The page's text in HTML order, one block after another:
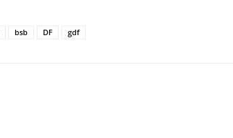
bsb DF gdf